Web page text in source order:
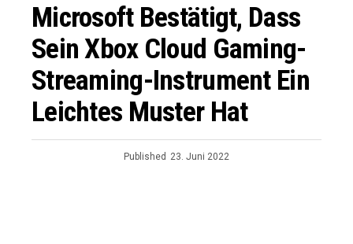
Microsoft Bestätigt, Dass
Sein Xbox Cloud Gaming-
Streaming-Instrument Ein
Leichtes Muster Hat
Published 23. Juni 2022